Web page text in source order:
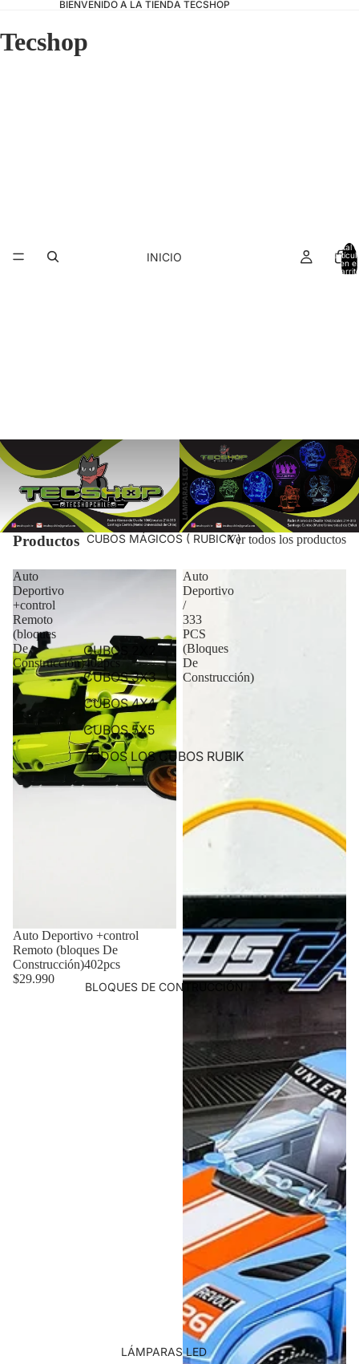
BIENVENIDO A LA TIENDA TECSHOP
Tecshop
INICIO
CUBOS MÁGICOS ( RUBICK )
CUBOS 2X2
CUBOS 3X3
CUBOS 4X4
CUBOS 5X5
TODOS LOS CUBOS RUBIK
BLOQUES DE CONTRUCCIÓN
LÁMPARAS LED
Total
en el
Productos Ver todos los productos
Auto
Deportivo
+control
Remoto
(bloques
De
Construcción)402pcs
Auto Deportivo +control
Remoto (bloques De
Construcción)402pcs
$29.990
Auto
Deportivo
/
333
PCS
(Bloques
De
Construcción)